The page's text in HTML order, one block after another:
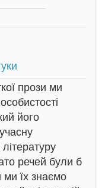
прози ми
його
речей були б
їх знаємо